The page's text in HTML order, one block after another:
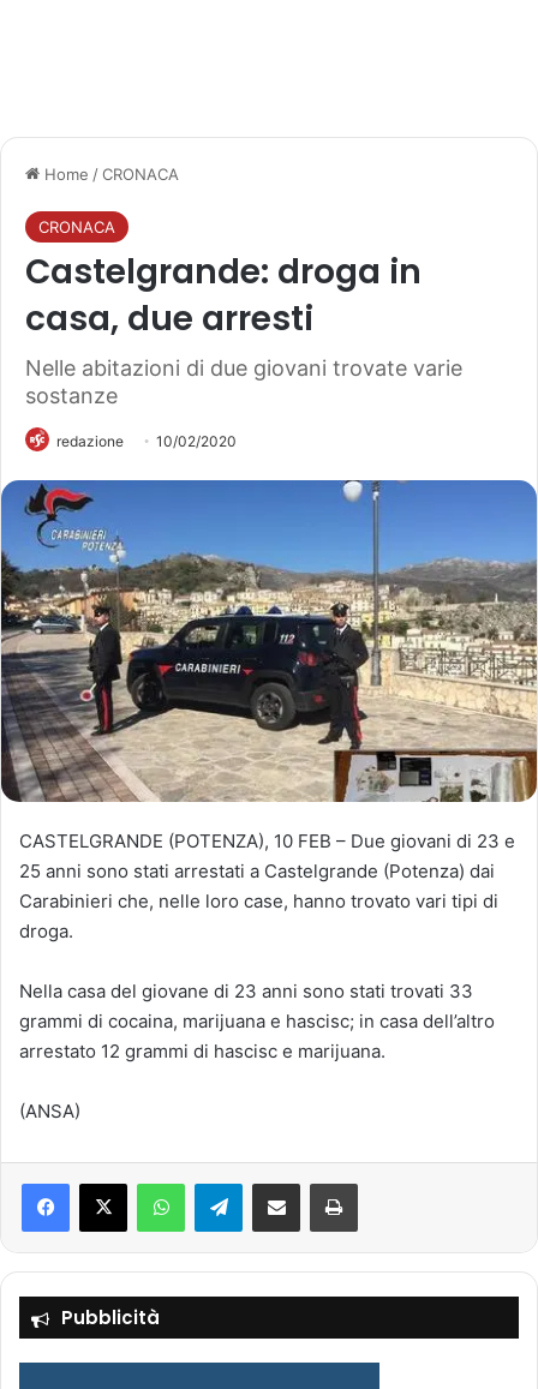
Home /CRONACA
CRONACA
Castelgrande: droga in
casa, due arresti
Nelle abitazioni di due giovani trovate varie
sostanze
redazione 10/02/2020
CASTELGRANDE (POTENZA), 10 FEB – Due giovani di 23 e
25 anni sono stati arrestati a Castelgrande (Potenza) dai
Carabinieri che, nelle loro case, hanno trovato vari tipi di
droga.
Nella casa del giovane di 23 anni sono stati trovati 33
grammi di cocaina, marijuana e hascisc; in casa dell’altro
arrestato 12 grammi di hascisc e marijuana.
(ANSA)
Telegram
Pubblicità